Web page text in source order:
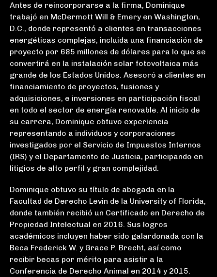
Antes de reincorporarse a la firma, Dominique
trabajó en McDermott Will & Emery en Washington,
D.C., donde representó a clientes en transacciones
energéticas complejas, incluida una financiación de
proyecto por 685 millones de dólares para lo que se
convertirá en la instalación solar fotovoltaica más
grande de los Estados Unidos. Asesoró a clientes en
financiamiento de proyectos, fusiones y
adquisiciones, e inversiones en participación fiscal
en todo el sector de energía renovable. Al inicio de
su carrera, Dominique obtuvo experiencia
representando a individuos y corporaciones
investigados por el Servicio de Impuestos Internos
(IRS) y el Departamento de Justicia, participando en
litigios de alto perfil y gran complejidad.
Dominique obtuvo su título de abogada en la
Facultad de Derecho Levin de la University of Florida,
donde también recibió un Certificado en Derecho de
Propiedad Intelectual en 2016. Sus logros
académicos incluyen haber sido galardonada con la
Beca Frederick W. y Grace P. Brecht, así como
recibir becas por mérito para asistir a la
Conferencia de Derecho Animal en 2014 y 2015.